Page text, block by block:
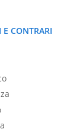
CONTRARI